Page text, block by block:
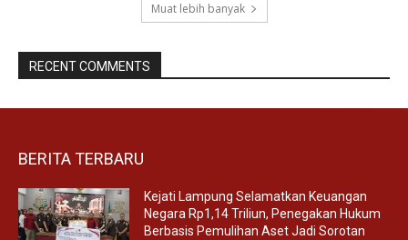
Muat lebih banyak
RECENT COMMENTS
BERITA TERBARU
Kejati Lampung Selamatkan Keuangan
Negara Rp1,14 Triliun, Penegakan Hukum
Berbasis Pemulihan Aset Jadi Sorotan